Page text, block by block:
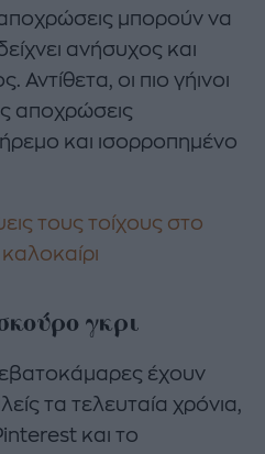
μπορούν να
ανήσυχος και
Αντίθετα, οι πιο γήινοι
αποχρώσεις
και ισορροπημένο
τους τοίχους στο
καλοκαίρι
γκρι
έχουν
τα τελευταία χρόνια,
και το